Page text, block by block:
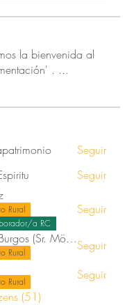
la bienvenida al
. ...
Seguir
Seguir
Rural
a RC
Seguir
Carlos Burgos (Sr. Mörez)
Rural
Seguir
Rural
Seguir
(51)